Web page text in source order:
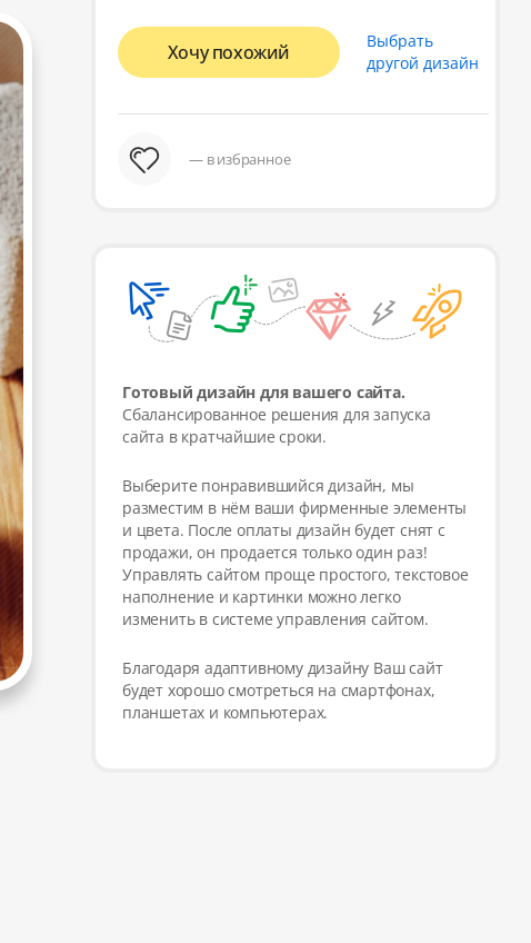
Хочу похожий
Выбрать
другой дизайн
— в избранное
Готовый дизайн для вашего сайта.
Сбалансированное решения для запуска
сайта в кратчайшие сроки.
Выберите понравившийся дизайн, мы
разместим в нём ваши фирменные элементы
и цвета. После оплаты дизайн будет снят с
продажи, он продается только один раз!
Управлять сайтом проще простого, текстовое
наполнение и картинки можно легко
изменить в системе управления сайтом.
Благодаря адаптивному дизайну Ваш сайт
будет хорошо смотреться на смартфонах,
планшетах и компьютерах.